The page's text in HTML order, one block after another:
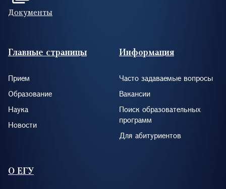
Документы
Footer (RUS)
Главные страницы
Прием
Образование
Наука
Новости
Информация
Часто задаваемые вопросы
Вакансии
Поиск образовательных
программ
Для абитуриентов
О ЕГУ